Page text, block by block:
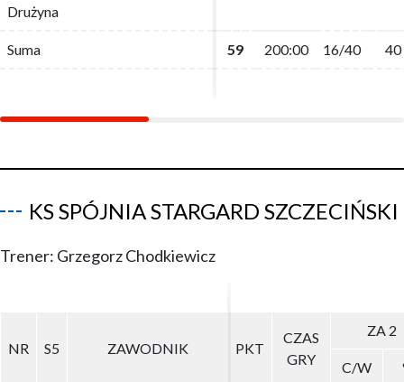
Drużyna
Suma 59 200:00 16/40 40
Drużyna
Suma 59 200:00 16/40 40
KS SPÓJNIA STARGARD SZCZECIŃSKI
Trener: Grzegorz Chodkiewicz
NR S5 ZAWODNIK PKT
CZAS
GRY
ZA 2
C/W
NR S5 ZAWODNIK PKT
CZAS
GRY
ZA 2
C/W